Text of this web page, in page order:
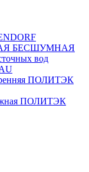
БЕСШУМНАЯ
вод
ПОЛИТЭК
ПОЛИТЭК